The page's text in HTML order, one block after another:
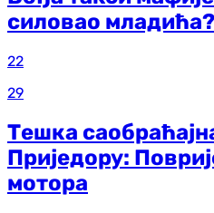
силовао младића?
22
29
Тешка
Приједору:
мотора